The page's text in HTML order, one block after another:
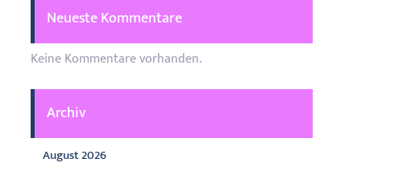
Neueste Kommentare
Keine Kommentare vorhanden.
Archiv
August 2026